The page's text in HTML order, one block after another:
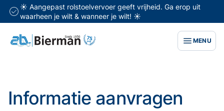
☀️ Aangepast rolstoelvervoer geeft vrijheid. Ga erop uit
waarheen je wilt & wanneer je wilt! ☀️
MENU
Informatie aanvragen